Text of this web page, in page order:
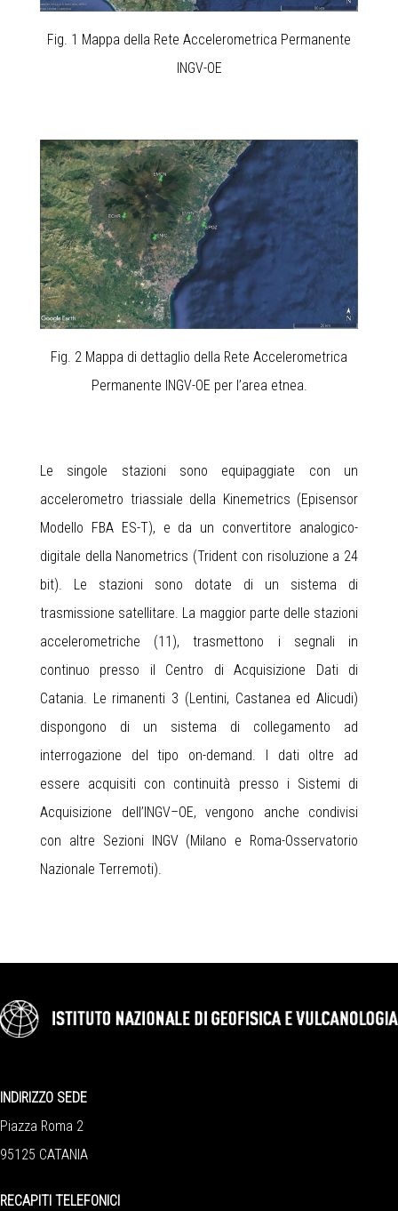
Fig. 1 Mappa della Rete Accelerometrica Permanente
INGV-OE
Fig. 2 Mappa di dettaglio della Rete Accelerometrica
Permanente INGV-OE per l’area etnea.
Le singole stazioni sono equipaggiate con un
accelerometro triassiale della Kinemetrics (Episensor
Modello FBA ES-T), e da un convertitore analogico-
digitale della Nanometrics (Trident con risoluzione a 24
bit). Le stazioni sono dotate di un sistema di
trasmissione satellitare. La maggior parte delle stazioni
accelerometriche (11), trasmettono i segnali in
continuo presso il Centro di Acquisizione Dati di
Catania. Le rimanenti 3 (Lentini, Castanea ed Alicudi)
dispongono di un sistema di collegamento ad
interrogazione del tipo on-demand. I dati oltre ad
essere acquisiti con continuità presso i Sistemi di
Acquisizione dell’INGV–OE, vengono anche condivisi
con altre Sezioni INGV (Milano e Roma-Osservatorio
Nazionale Terremoti).
INDIRIZZO SEDE
Piazza Roma 2
95125 CATANIA
RECAPITI TELEFONICI